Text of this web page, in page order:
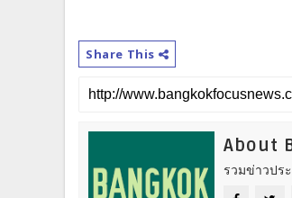
Share This
About
รวมข่าวปร